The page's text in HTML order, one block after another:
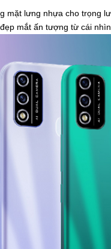
lưng nhựa cho trọng
mắt ấn tượng từ cái nhìn